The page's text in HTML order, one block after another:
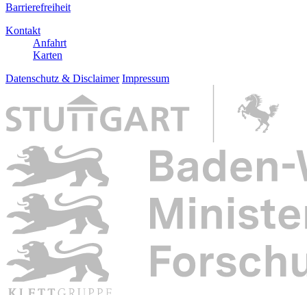
Barrierefreiheit
Kontakt
Anfahrt
Karten
Datenschutz & Disclaimer Impressum